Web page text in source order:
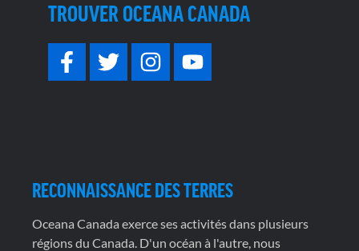
TROUVER OCEANA CANADA
RECONNAISSANCE DES TERRES
Oceana Canada exerce ses activités dans plusieurs
régions du Canada. D'un océan à l'autre, nous